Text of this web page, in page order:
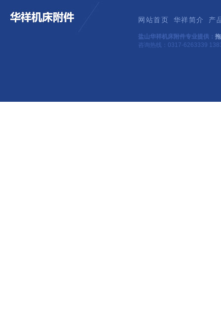
网站首页 华祥简介 产
盐山华祥机床附件专业提供：
咨询热线：0317-6263339